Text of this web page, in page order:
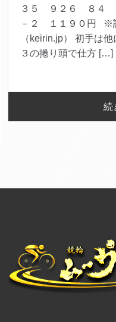
３５ ９２６ ８４
－２ １１９０円 ※
（keirin.jp） 初手は
３の捲り頭で仕方 […]
続